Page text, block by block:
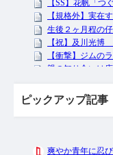
ピックアップ記事